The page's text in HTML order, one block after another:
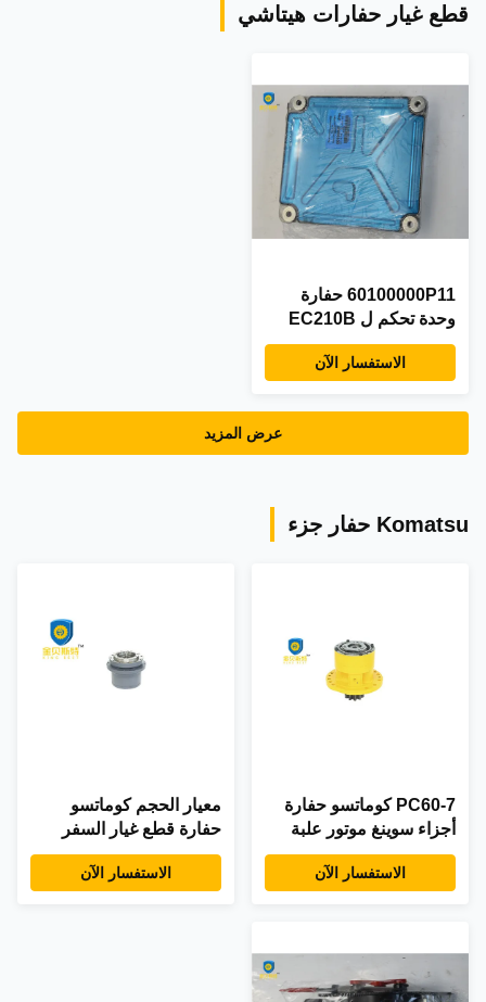
قطع غيار حفارات هيتاشي
60100000P11 حفارة
وحدة تحكم ل EC210B
EC200 مع برنامج ECU
الاستفسار الآن
عرض المزيد
Komatsu حفار جزء
PC60-7 كوماتسو حفارة
أجزاء سوينغ موتور علبة
التروس عالية السرعة
الاستفسار الآن
معيار الحجم كوماتسو
حفارة قطع غيار السفر
موتور المخفض ل PC60-6
الاستفسار الآن